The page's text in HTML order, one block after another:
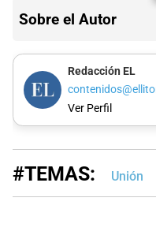
Sobre el Autor
Redacción EL
Ver Perfil
#TEMAS: Unión